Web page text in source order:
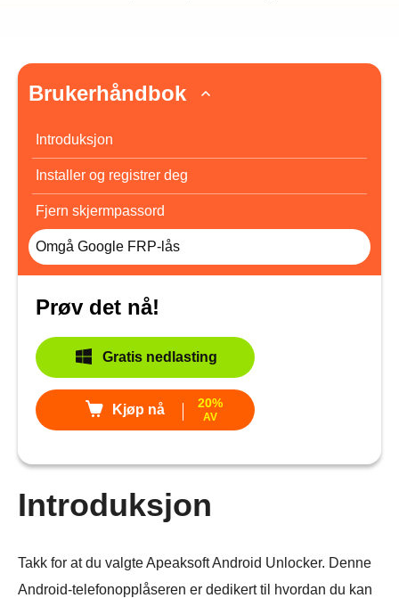
Brukerhåndbok
Introduksjon
Installer og registrer deg
Fjern skjermpassord
Omgå Google FRP-lås
Prøv det nå!
Gratis nedlasting
Kjøp nå 20%
AV
Introduksjon
Takk for at du valgte Apeaksoft Android Unlocker. Denne
Android-telefonopplåseren er dedikert til hvordan du kan